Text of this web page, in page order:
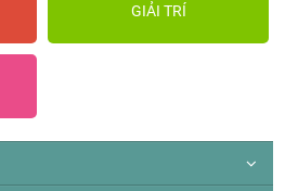
GIẢI TRÍ